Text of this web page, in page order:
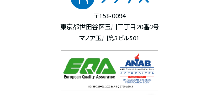
〒158-0094
東京都世田谷区玉川三丁目20番2号
マノア玉川第3ビル501